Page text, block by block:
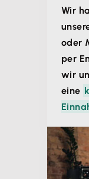
Wir
oder
per
wir
eine